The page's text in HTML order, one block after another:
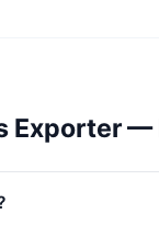
Exporter —